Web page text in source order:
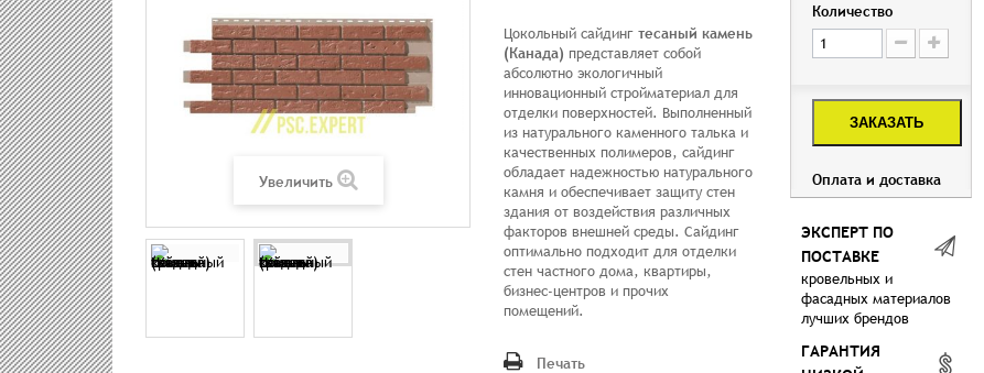
Увеличить
Цокольный сайдинг тесаный камень
(Канада) представляет собой
абсолютно экологичный
инновационный стройматериал для
отделки поверхностей. Выполненный
из натурального каменного талька и
качественных полимеров, сайдинг
обладает надежностью натурального
камня и обеспечивает защиту стен
здания от воздействия различных
факторов внешней среды. Сайдинг
оптимально подходит для отделки
стен частного дома, квартиры,
бизнес-центров и прочих
помещений.
Печать
Количество
ЗАКАЗАТЬ
Оплата и доставка
ЭКСПЕРТ ПО
ПОСТАВКЕ
кровельных и
фасадных материалов
лучших брендов
ГАРАНТИЯ